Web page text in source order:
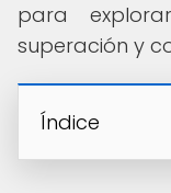
para
superación y
Índice